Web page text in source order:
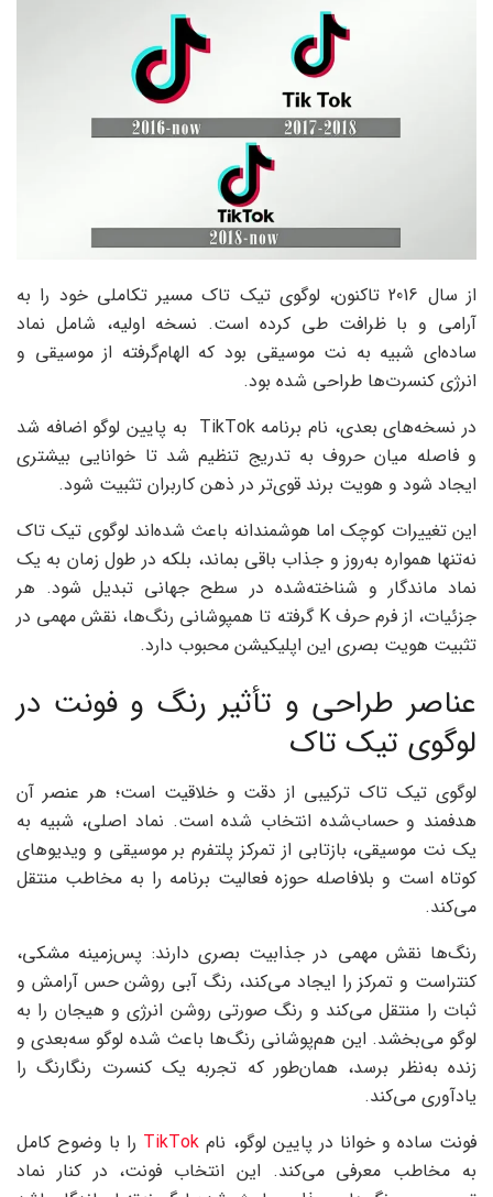
از سال 2016 تاکنون، لوگوی تیک تاک مسیر تکاملی خود را به
آرامی و با ظرافت طی کرده است. نسخه اولیه، شامل نماد
ساده‌ای شبیه به نت موسیقی بود که الهام‌گرفته از موسیقی و
انرژی کنسرت‌ها طراحی شده بود.
در نسخه‌های بعدی، نام برنامه TikTok به پایین لوگو اضافه شد
و فاصله میان حروف به تدریج تنظیم شد تا خوانایی بیشتری
ایجاد شود و هویت برند قوی‌تر در ذهن کاربران تثبیت شود.
این تغییرات کوچک اما هوشمندانه باعث شده‌اند لوگوی تیک تاک
نه‌تنها همواره به‌روز و جذاب باقی بماند، بلکه در طول زمان به یک
نماد ماندگار و شناخته‌شده در سطح جهانی تبدیل شود. هر
جزئیات، از فرم حرف K گرفته تا همپوشانی رنگ‌ها، نقش مهمی در
تثبیت هویت بصری این اپلیکیشن محبوب دارد.
عناصر طراحی و تأثیر رنگ و فونت در
لوگوی تیک تاک
لوگوی تیک تاک ترکیبی از دقت و خلاقیت است؛ هر عنصر آن
هدفمند و حساب‌شده انتخاب شده است. نماد اصلی، شبیه به
یک نت موسیقی، بازتابی از تمرکز پلتفرم بر موسیقی و ویدیوهای
کوتاه است و بلافاصله حوزه فعالیت برنامه را به مخاطب منتقل
می‌کند.
رنگ‌ها نقش مهمی در جذابیت بصری دارند: پس‌زمینه مشکی،
کنتراست و تمرکز را ایجاد می‌کند، رنگ آبی روشن حس آرامش و
ثبات را منتقل می‌کند و رنگ صورتی روشن انرژی و هیجان را به
لوگو می‌بخشد. این هم‌پوشانی رنگ‌ها باعث شده لوگو سه‌بعدی و
زنده به‌نظر برسد، همان‌طور که تجربه یک کنسرت رنگارنگ را
یادآوری می‌کند.
فونت ساده و خوانا در پایین لوگو، نام TikTok را با وضوح کامل
به مخاطب معرفی می‌کند. این انتخاب فونت، در کنار نماد